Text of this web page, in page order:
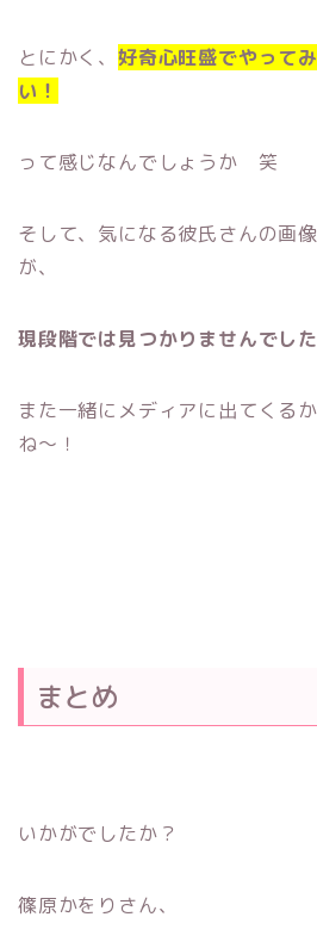
とにかく、 好奇心旺盛でやって
い！
って感じなんでしょうか 笑
そして、気になる彼氏さんの画
が、
現段階では見つかりませんでし
また一緒にメディアに出てくる
ね〜！
まとめ
いかがでしたか？
篠原かをりさん、